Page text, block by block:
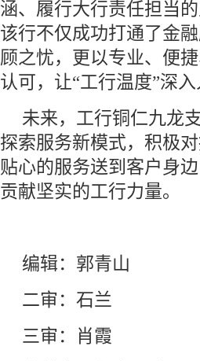
涵、履行大行责任担当
该行不仅成功打通了金
顾之忧，更以专业、便
认可，让“工行温度”深入
未来，工行铜仁九龙
探索服务新模式，积极
贴心的服务送到客户身
贡献坚实的工行力量。
编辑：郭青山
二审：石兰
三审：肖霞